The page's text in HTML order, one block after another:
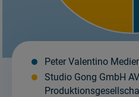
Peter Valentino
Studio Gong GmbH